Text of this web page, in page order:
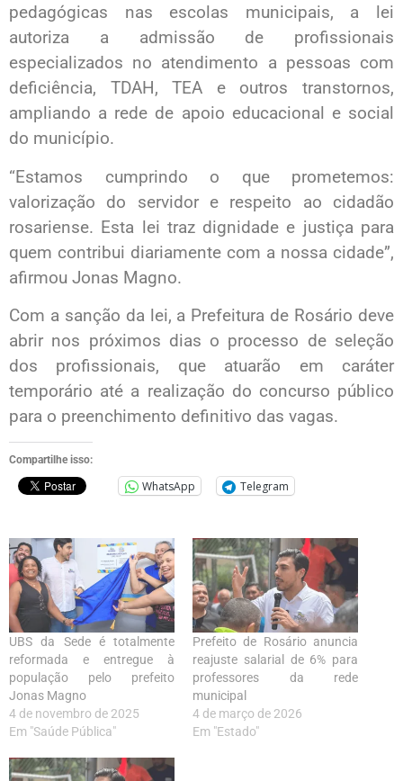
pedagógicas nas escolas municipais, a lei
autoriza a admissão de profissionais
especializados no atendimento a pessoas com
deficiência, TDAH, TEA e outros transtornos,
ampliando a rede de apoio educacional e social
do município.
“Estamos cumprindo o que prometemos:
valorização do servidor e respeito ao cidadão
rosariense. Esta lei traz dignidade e justiça para
quem contribui diariamente com a nossa cidade”,
afirmou Jonas Magno.
Com a sanção da lei, a Prefeitura de Rosário deve
abrir nos próximos dias o processo de seleção
dos profissionais, que atuarão em caráter
temporário até a realização do concurso público
para o preenchimento definitivo das vagas.
Compartilhe isso:
WhatsApp Telegram
UBS da Sede é totalmente
reformada e entregue à
população pelo prefeito
Jonas Magno
4 de novembro de 2025
Em "Saúde Pública"
Prefeito de Rosário anuncia
reajuste salarial de 6% para
professores da rede
municipal
4 de março de 2026
Em "Estado"